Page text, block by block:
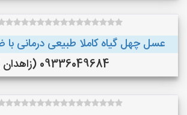
عسل چهل گیاه کاملا طبیعی درمانی
09336049684 (زاهدان )